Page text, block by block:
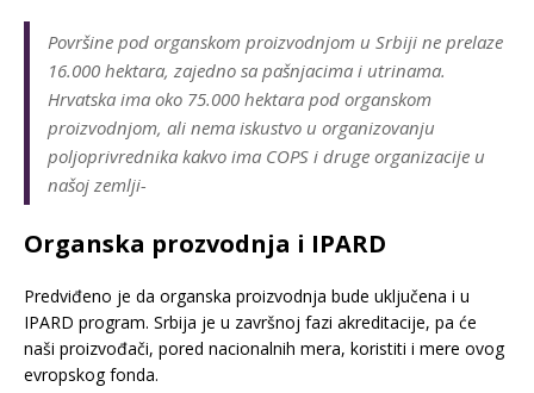
Površine pod organskom proizvodnjom u Srbiji ne prelaze
16.000 hektara, zajedno sa pašnjacima i utrinama.
Hrvatska ima oko 75.000 hektara pod organskom
proizvodnjom, ali nema iskustvo u organizovanju
poljoprivrednika kakvo ima COPS i druge organizacije u
našoj zemlji-
Organska prozvodnja i IPARD
Predviđeno je da organska proizvodnja bude uključena i u
IPARD program. Srbija je u završnoj fazi akreditacije, pa će
naši proizvođači, pored nacionalnih mera, koristiti i mere ovog
evropskog fonda.